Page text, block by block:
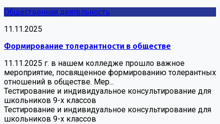
Общественная деятельность
11.11.2025
Формирование толерантности в обществе
11.11.2025 г. в нашем колледже прошло важное
мероприятие, посвященное формированию толерантных
отношений в обществе. Мер...
Тестирование и индивидуальное консультирование для
школьников 9-х классов
Тестирование и индивидуальное консультирование для
школьников 9-х классов